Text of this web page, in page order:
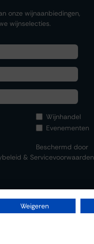
onze wijnaanbiedingen,
wijnselecties.
Wijnhandel
Evenementen
Beschermd door
& Servicevoorwaarden
Weigeren